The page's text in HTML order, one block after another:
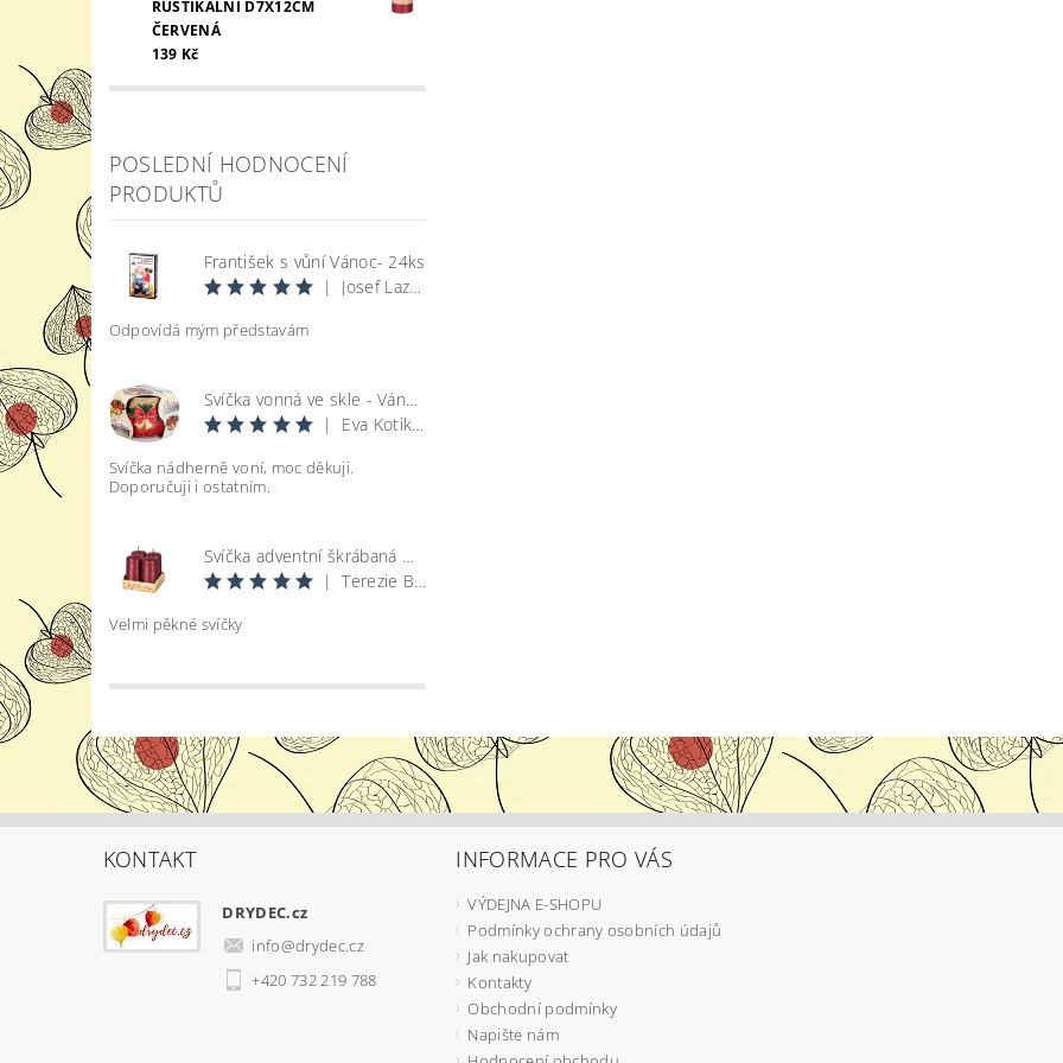
RUSTIKÁLNÍ D7X12CM
ČERVENÁ
139 Kč
POSLEDNÍ HODNOCENÍ
PRODUKTŮ
František s vůní Vánoc- 24ks
|
Josef Lazecký
Odpovídá mým představám
Svíčka vonná ve skle - Vánoce
|
Eva Kotikova
Svíčka nádherně voní, moc děkuji.
Doporučuji i ostatním.
Svíčka adventní škrábaná metal lesk - bordó d4x8cm 4ks
|
Terezie Bohatová
Velmi pěkné svíčky
KONTAKT
DRYDEC.cz
info@drydec.cz
+420 732 219 788
INFORMACE PRO VÁS
VÝDEJNA E-SHOPU
Podmínky ochrany osobních údajů
Jak nakupovat
Kontakty
Obchodní podmínky
Napište nám